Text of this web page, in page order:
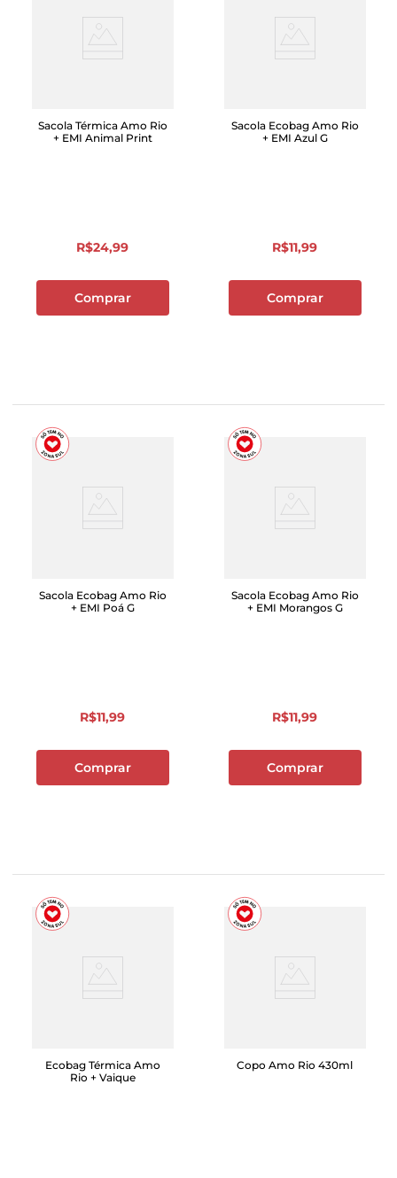
Sacola Térmica Amo Rio
+ EMI Animal Print
R$24,99
Comprar
Sacola Ecobag Amo Rio
+ EMI Azul G
R$11,99
Comprar
Sacola Ecobag Amo Rio
+ EMI Poá G
R$11,99
Comprar
Sacola Ecobag Amo Rio
+ EMI Morangos G
R$11,99
Comprar
Ecobag Térmica Amo
Rio + Vaique
Copo Amo Rio 430ml